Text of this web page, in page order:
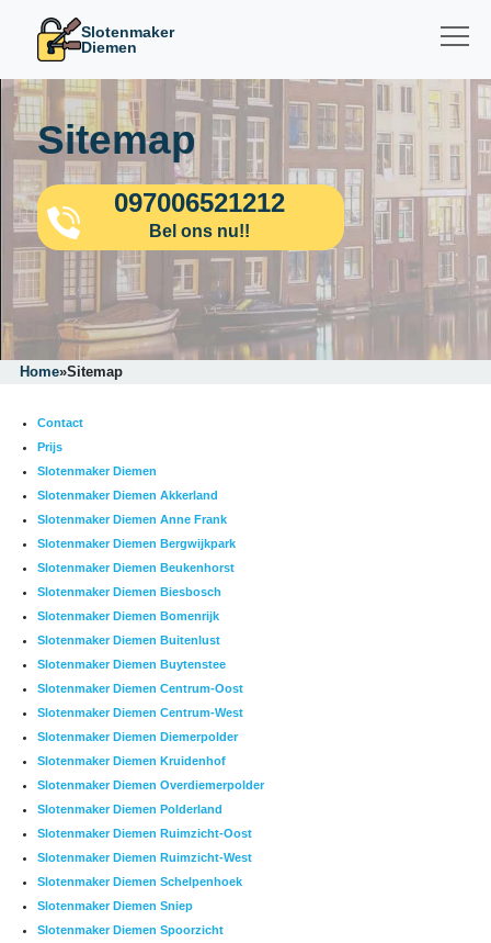
Slotenmaker
Diemen
Sitemap
097006521212
Bel ons nu!!
Home»Sitemap
Contact
Prijs
Slotenmaker Diemen
Slotenmaker Diemen Akkerland
Slotenmaker Diemen Anne Frank
Slotenmaker Diemen Bergwijkpark
Slotenmaker Diemen Beukenhorst
Slotenmaker Diemen Biesbosch
Slotenmaker Diemen Bomenrijk
Slotenmaker Diemen Buitenlust
Slotenmaker Diemen Buytenstee
Slotenmaker Diemen Centrum-Oost
Slotenmaker Diemen Centrum-West
Slotenmaker Diemen Diemerpolder
Slotenmaker Diemen Kruidenhof
Slotenmaker Diemen Overdiemerpolder
Slotenmaker Diemen Polderland
Slotenmaker Diemen Ruimzicht-Oost
Slotenmaker Diemen Ruimzicht-West
Slotenmaker Diemen Schelpenhoek
Slotenmaker Diemen Sniep
Slotenmaker Diemen Spoorzicht